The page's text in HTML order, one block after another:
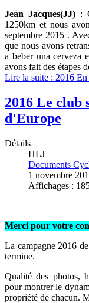
Jean Jacques(JJ) :
1250km et nous
septembre 2015 .
que nous avons
a beber una cerveza
avons fait des étapes
Lire la suite : 2016
2016 Le club
d'Europe
Détails
HLJ
Documents
1 novembre
Affichages :
Merci pour votre
La campagne 2016
termine.
Qualité des photos,
pour montrer le
propriété de chacun.